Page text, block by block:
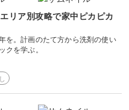
リア別攻略で家中ピカピカ
を。計画のたて方から洗剤の使い
を学ぶ。